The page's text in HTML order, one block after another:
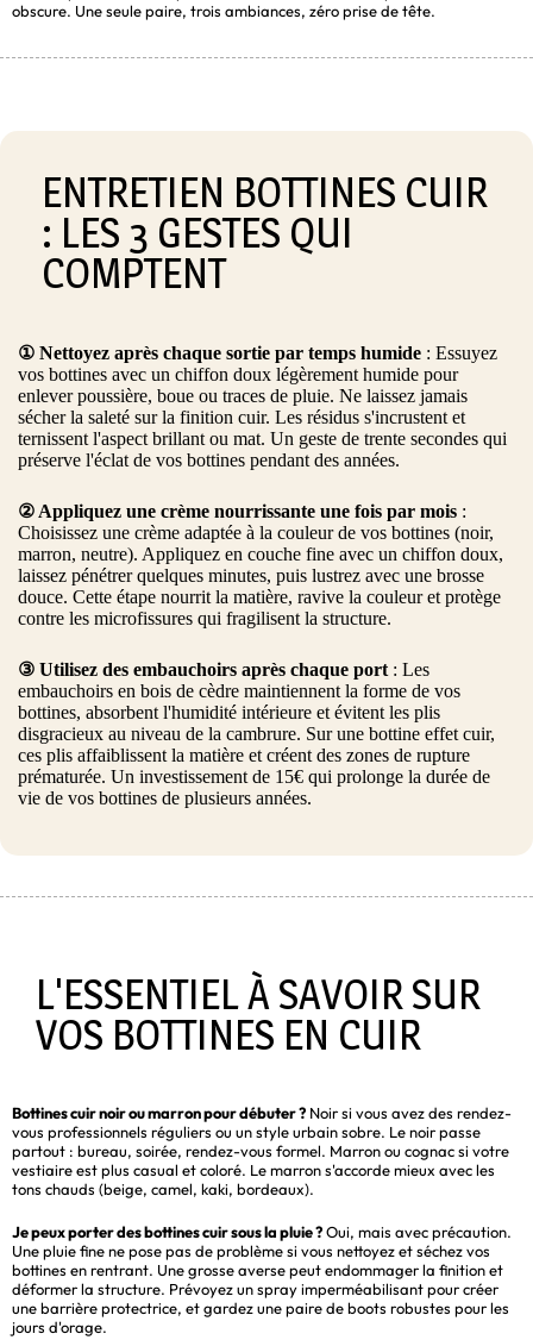
obscure. Une seule paire, trois ambiances, zéro prise de tête.
ENTRETIEN BOTTINES CUIR
: LES 3 GESTES QUI
COMPTENT
① Nettoyez après chaque sortie par temps humide : Essuyez
vos bottines avec un chiffon doux légèrement humide pour
enlever poussière, boue ou traces de pluie. Ne laissez jamais
sécher la saleté sur la finition cuir. Les résidus s'incrustent et
ternissent l'aspect brillant ou mat. Un geste de trente secondes qui
préserve l'éclat de vos bottines pendant des années.
② Appliquez une crème nourrissante une fois par mois :
Choisissez une crème adaptée à la couleur de vos bottines (noir,
marron, neutre). Appliquez en couche fine avec un chiffon doux,
laissez pénétrer quelques minutes, puis lustrez avec une brosse
douce. Cette étape nourrit la matière, ravive la couleur et protège
contre les microfissures qui fragilisent la structure.
③ Utilisez des embauchoirs après chaque port : Les
embauchoirs en bois de cèdre maintiennent la forme de vos
bottines, absorbent l'humidité intérieure et évitent les plis
disgracieux au niveau de la cambrure. Sur une bottine effet cuir,
ces plis affaiblissent la matière et créent des zones de rupture
prématurée. Un investissement de 15€ qui prolonge la durée de
vie de vos bottines de plusieurs années.
L'ESSENTIEL À SAVOIR SUR
VOS BOTTINES EN CUIR
Bottines cuir noir ou marron pour débuter ? Noir si vous avez des rendez-
vous professionnels réguliers ou un style urbain sobre. Le noir passe
partout : bureau, soirée, rendez-vous formel. Marron ou cognac si votre
vestiaire est plus casual et coloré. Le marron s'accorde mieux avec les
tons chauds (beige, camel, kaki, bordeaux).
Je peux porter des bottines cuir sous la pluie ?Oui, mais avec précaution.
Une pluie fine ne pose pas de problème si vous nettoyez et séchez vos
bottines en rentrant. Une grosse averse peut endommager la finition et
déformer la structure. Prévoyez un spray imperméabilisant pour créer
une barrière protectrice, et gardez une paire de boots robustes pour les
jours d'orage.